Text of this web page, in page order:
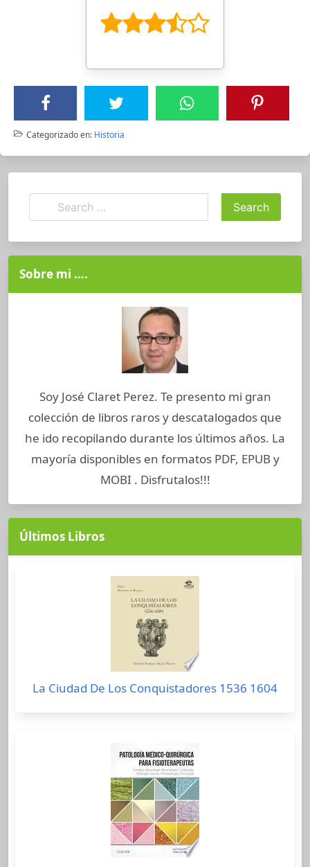
Categorizado en: Historia
Sobre mi ….
Soy José Claret Perez. Te presento mi gran
colección de libros raros y descatalogados que
he ido recopilando durante los últimos años. La
mayoría disponibles en formatos PDF, EPUB y
MOBI . Disfrutalos!!!
Últimos Libros
La Ciudad De Los Conquistadores 1536 1604